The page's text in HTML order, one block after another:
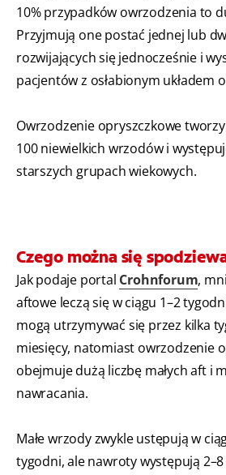
10% przypadków owrzodzenia to
Przyjmują one postać jednej lub
rozwijających się jednocześnie i
pacjentów z osłabionym układem
Owrzodzenie opryszczkowe
100 niewielkich wrzodów i
starszych grupach wiekowych.
Czego można się
Jak podaje portal Crohnforum,
aftowe leczą się w ciągu 1–2
mogą utrzymywać się przez kilka
miesięcy, natomiast owrzodzenie
obejmuje dużą liczbę małych aft i
nawracania.
Małe wrzody zwykle ustępują w
tygodni, ale nawroty występują